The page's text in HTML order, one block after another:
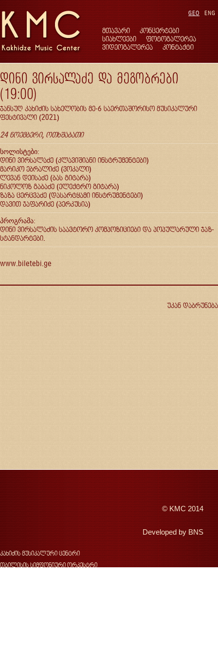
ENG
GEO
მთავარი
კონცერტები
სიახლეები
ფოტოგალერეა
ვიდეოგალერეა
კონტაქტი
დინი ვირსალაძე და მეგობრები
(19:00)
ჯანსუღ კახიძის სახელობის მე-6 საერთაშორისო მუსიკალური
ფესტივალი (2021)
24 ნოემბერი, ოთხშაბათი
სოლისტები:
დინი ვირსალაძე (კლავიშიანი ინსტრუმენტები)
მარიკო ებრალიძე (ვოკალი)
ლევან დეისაძე (ბას გიტარა)
ნიკოლოზ გაბაძე (ელექტრო გიტარა)
ზაზა ცერცვაძე (დასარტყამი ინსტრუმენტები)
დავით ჯაფარიძე (პერკუსია)
პროგრამა:
დინი ვირსალაძის საავტორო კომპოზიციები და პოპულარული ჯაზ-
სტანდარტები.
www.biletebi.ge
უკან დაბრუნება
© KMC 2014
Developed by BNS
კახიძის მუსიკალური ცენტრი
თბილისის სიმფონიური ორკესტრი